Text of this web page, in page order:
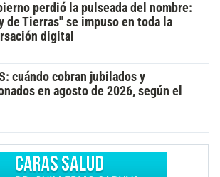
perdió la pulseada del nombre:
de Tierras" se impuso en toda la
digital
cuándo cobran jubilados y
en agosto de 2026, según el